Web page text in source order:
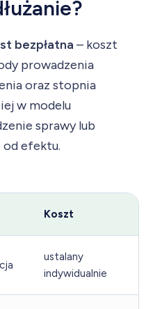
bezpłatna – koszt
prowadzenia
oraz stopnia
w modelu
sprawy lub
od efektu.
Koszt
ustalany
indywidualnie